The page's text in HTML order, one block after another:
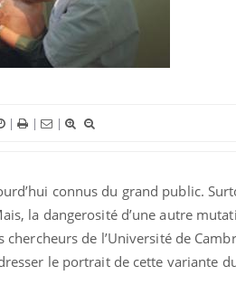
| | |
connus du grand public.
la dangerosité d’une autre
chercheurs de l’Université de
le portrait de cette variante
jours de vos vacances
Le Viagra pourrait-il
la propagation du